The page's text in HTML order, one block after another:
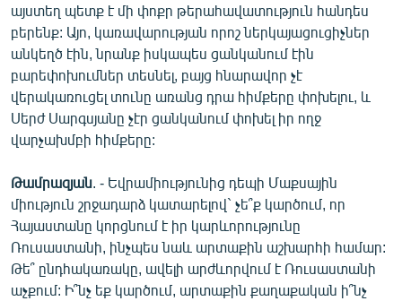
այստեղ պետք է մի փոքր թերահավատություն հանդես
բերենք: Այո, կառավարության որոշ ներկայացուցիչներ
անկեղծ էին, նրանք իսկապես ցանկանում էին
բարեփոխումներ տեսնել, բայց հնարավոր չէ
վերակառուցել տունը առանց դրա հիմքերը փոխելու, և
Սերժ Սարգսյանը չէր ցանկանում փոխել իր ողջ
վարչախմբի հիմքերը:
Թամրազյան . - Եվրամիությունից դեպի Մաքսային
միություն շրջադարձ կատարելով` չե՞ք կարծում, որ
Հայաստանը կորցնում է իր կարևորությունը
Ռուսաստանի, ինչպես նաև արտաքին աշխարհի համար:
Թե՞ ընդհակառակը, ավելի արժևորվում է Ռուսաստանի
աչքում: Ի՞նչ եք կարծում, արտաքին քաղաքական ի՞նչ